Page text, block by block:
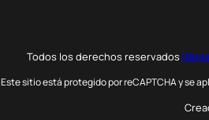
Todos los derechos reservados
Este sitio está protegido por reCAPTCHA y se